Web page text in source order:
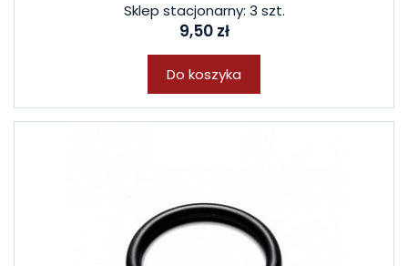
Sklep stacjonarny: 3 szt.
9,50 zł
Do koszyka